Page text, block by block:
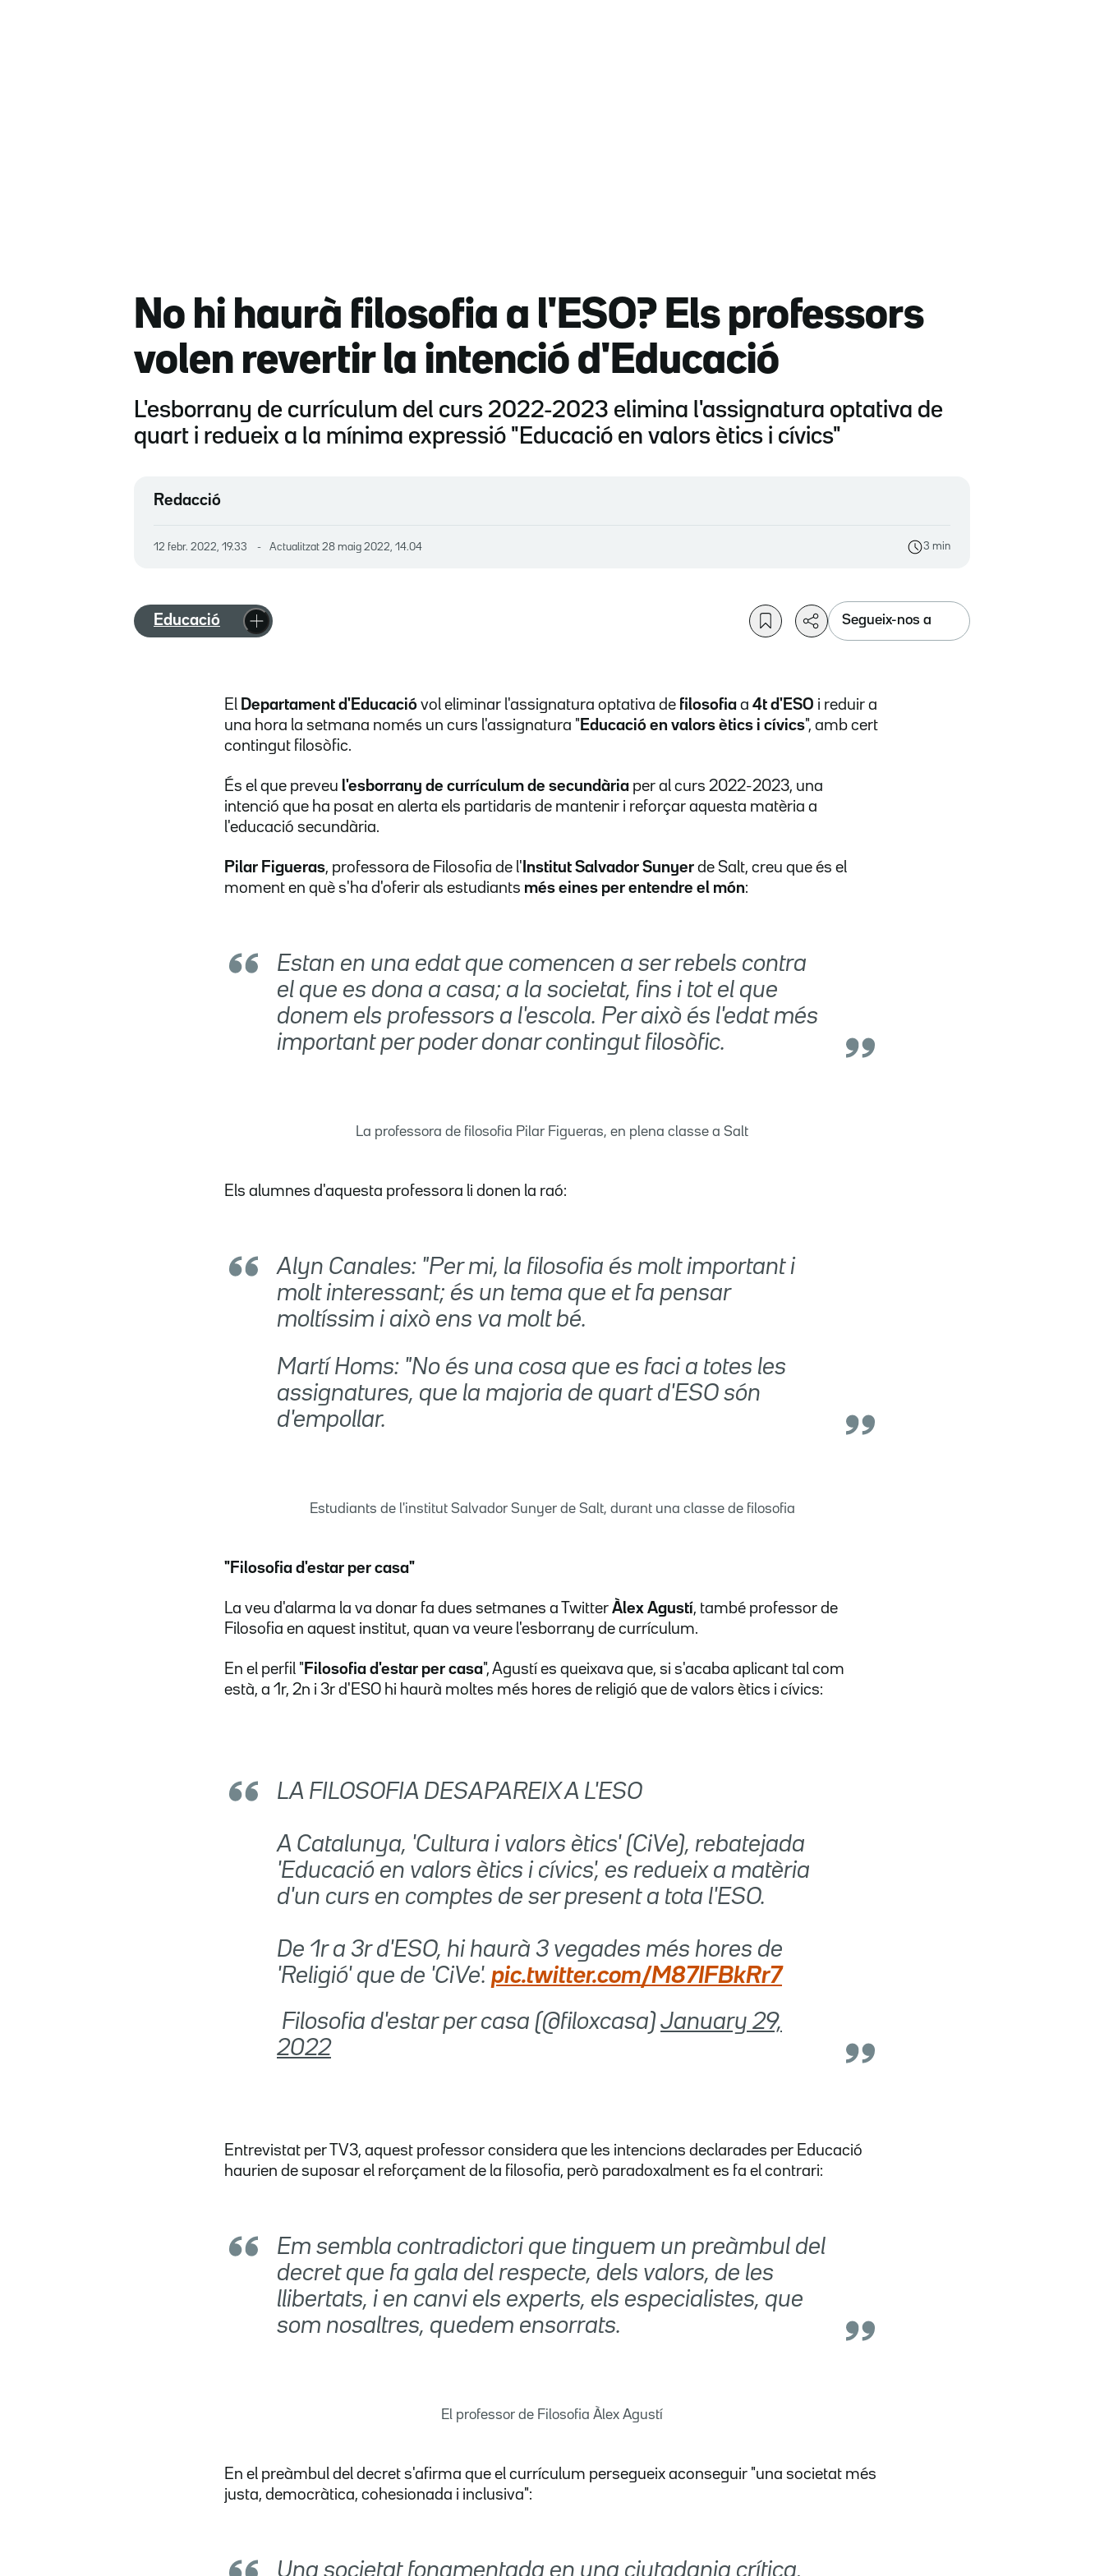
No hi haurà filosofia a l'ESO? Els professors
volen revertir la intenció d'Educació
L'esborrany de currículum del curs 2022-2023 elimina l'assignatura optativa de
quart i redueix a la mínima expressió "Educació en valors ètics i cívics"
Redacció
12 febr. 2022, 19.33 Actualitzat 28 maig 2022, 14.04 3 min
Educació Segueix-nos a
El Departament d'Educació vol eliminar l'assignatura optativa de filosofia a 4t d'ESO i reduir a
una hora la setmana només un curs l'assignatura " Educació en valors ètics i cívics", amb cert
contingut filosòfic.
És el que preveu l'esborrany de currículum de secundària per al curs 2022-2023, una
intenció que ha posat en alerta els partidaris de mantenir i reforçar aquesta matèria a
l'educació secundària.
Pilar Figueras, professora de Filosofia de l' Institut Salvador Sunyer de Salt, creu que és el
moment en què s'ha d'oferir als estudiants més eines per entendre el món:
Estan en una edat que comencen a ser rebels contra
el que es dona a casa; a la societat, fins i tot el que
donem els professors a l'escola. Per això és l'edat més
important per poder donar contingut filosòfic.
La professora de filosofia Pilar Figueras, en plena classe a Salt
Els alumnes d'aquesta professora li donen la raó:
Alyn Canales: "Per mi, la filosofia és molt important i
molt interessant; és un tema que et fa pensar
moltíssim i això ens va molt bé.
Martí Homs: "No és una cosa que es faci a totes les
assignatures, que la majoria de quart d'ESO són
d'empollar.
Estudiants de l'institut Salvador Sunyer de Salt, durant una classe de filosofia
"Filosofia d'estar per casa"
La veu d'alarma la va donar fa dues setmanes a Twitter Àlex Agustí, també professor de
Filosofia en aquest institut, quan va veure l'esborrany de currículum.
En el perfil " Filosofia d'estar per casa", Agustí es queixava que, si s'acaba aplicant tal com
està, a 1r, 2n i 3r d'ESO hi haurà moltes més hores de religió que de valors ètics i cívics:
LA FILOSOFIA DESAPAREIX A L'ESO
A Catalunya, 'Cultura i valors ètics' (CiVe), rebatejada
'Educació en valors ètics i cívics', es redueix a matèria
d'un curs en comptes de ser present a tota l'ESO.
De 1r a 3r d'ESO, hi haurà 3 vegades més hores de
'Religió' que de 'CiVe'. pic.twitter.com/M87IFBkRr7
 Filosofia d'estar per casa (@filoxcasa)January 29,
2022
Entrevistat per TV3, aquest professor considera que les intencions declarades per Educació
haurien de suposar el reforçament de la filosofia, però paradoxalment es fa el contrari:
Em sembla contradictori que tinguem un preàmbul del
decret que fa gala del respecte, dels valors, de les
llibertats, i en canvi els experts, els especialistes, que
som nosaltres, quedem ensorrats.
El professor de Filosofia Àlex Agustí
En el preàmbul del decret s'afirma que el currículum persegueix aconseguir "una societat més
justa, democràtica, cohesionada i inclusiva":
Una societat fonamentada en una ciutadania crítica,